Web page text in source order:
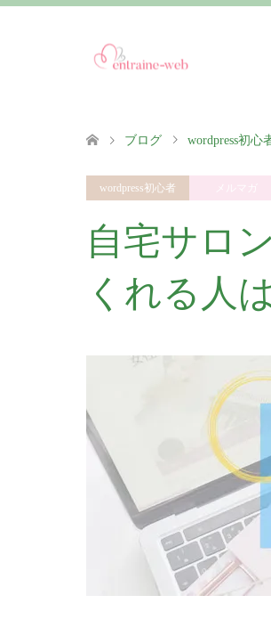
ブログ wordpress初心
wordpress初心者 メルマガ
自宅サロ
くれる人